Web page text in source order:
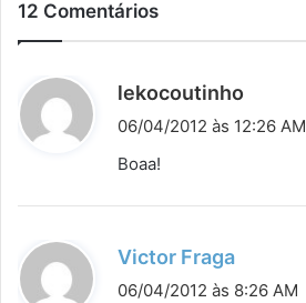
12 Comentários
lekocoutinho
i
e
06/04/2012 às 12:26 AM
Boaa!
Victor Fraga
i
06/04/2012 às 8:26 AM